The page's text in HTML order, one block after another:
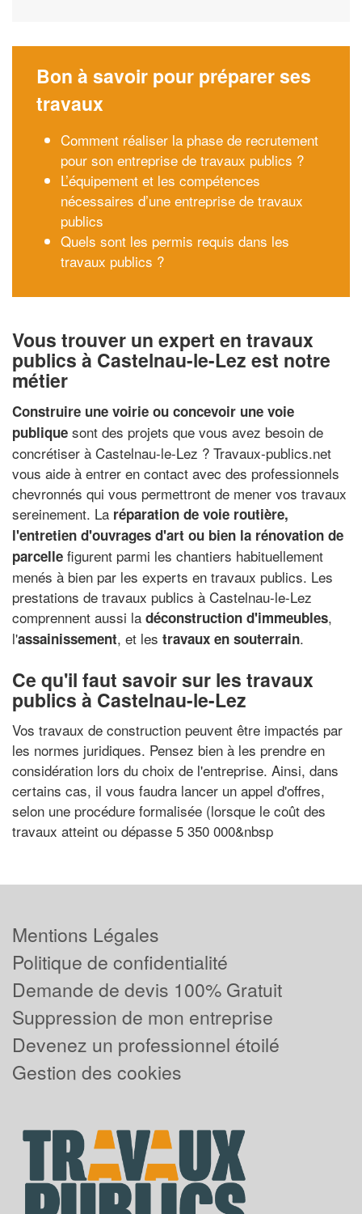
Bon à savoir pour préparer ses
travaux
Comment réaliser la phase de recrutement
pour son entreprise de travaux publics ?
L’équipement et les compétences
nécessaires d’une entreprise de travaux
publics
Quels sont les permis requis dans les
travaux publics ?
Vous trouver un expert en travaux
publics à Castelnau-le-Lez est notre
métier
Construire une voirie ou concevoir une voie
publique sont des projets que vous avez besoin de
concrétiser à Castelnau-le-Lez ? Travaux-publics.net
vous aide à entrer en contact avec des professionnels
chevronnés qui vous permettront de mener vos travaux
sereinement. La réparation de voie routière,
l'entretien d'ouvrages d'art ou bien la rénovation de
parcelle figurent parmi les chantiers habituellement
menés à bien par les experts en travaux publics. Les
prestations de travaux publics à Castelnau-le-Lez
comprennent aussi la déconstruction d'immeubles,
l'assainissement, et les travaux en souterrain.
Ce qu'il faut savoir sur les travaux
publics à Castelnau-le-Lez
Vos travaux de construction peuvent être impactés par
les normes juridiques. Pensez bien à les prendre en
considération lors du choix de l'entreprise. Ainsi, dans
certains cas, il vous faudra lancer un appel d'offres,
selon une procédure formalisée (lorsque le coût des
travaux atteint ou dépasse 5 350 000&nbsp
Mentions Légales
Politique de confidentialité
Demande de devis 100% Gratuit
Suppression de mon entreprise
Devenez un professionnel étoilé
Gestion des cookies